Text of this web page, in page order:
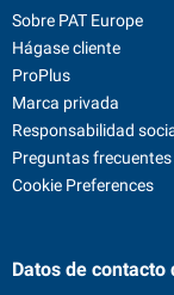
Sobre PAT Europe
Hágase cliente
ProPlus
Marca privada
Responsabilidad
Preguntas frecuentes
Cookie Preferences
Datos de contacto